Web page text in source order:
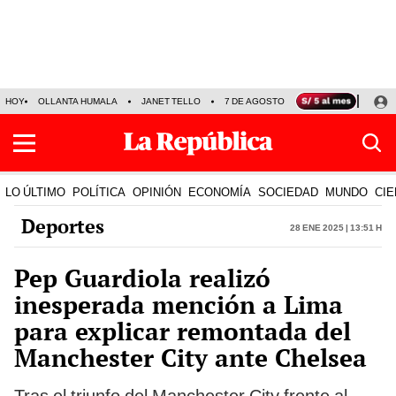
HOY OLLANTA HUMALA JANET TELLO 7 DE AGOSTO TINKA RESULTADOS
LO ÚLTIMO POLÍTICA OPINIÓN ECONOMÍA SOCIEDAD MUNDO
Deportes 28 Ene 2025 | 13:51 h
Pep Guardiola realizó
inesperada mención a Lima
para explicar remontada del
Manchester City ante Chelsea